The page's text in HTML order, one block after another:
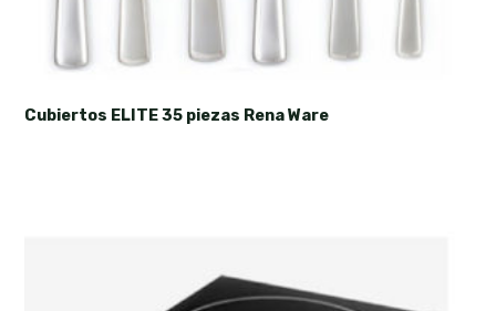
Cubiertos ELITE 35 piezas Rena Ware